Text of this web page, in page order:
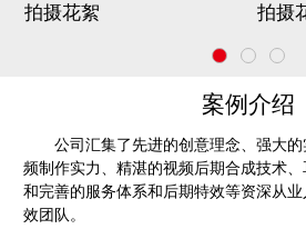
拍摄花絮 拍摄
案例介绍
公司汇集了先进的创意理念、强大
频制作实力、精湛的视频后期合成技术
和完善的服务体系和后期特效等资深从
效团队。